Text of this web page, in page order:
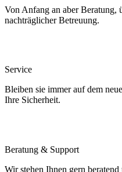
Von Anfang an aber Beratung,
nachträglicher Betreuung.
Service
Bleiben sie immer auf dem
Ihre Sicherheit.
Beratung & Support
Wir stehen Ihnen gern